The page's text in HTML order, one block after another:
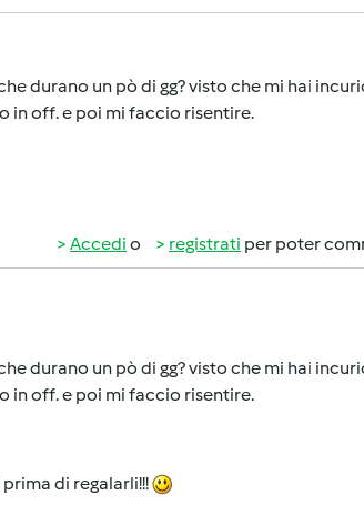
durano un pò di gg? visto che mi hai
in off. e poi mi faccio risentire.
Accedi o registrati per poter
durano un pò di gg? visto che mi hai
in off. e poi mi faccio risentire.
di regalarli!!!